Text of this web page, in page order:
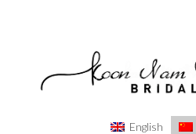
English